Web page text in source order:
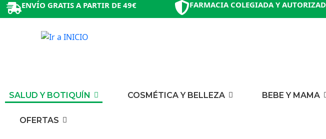
ENVÍO GRATIS A PARTIR DE 49€ FARMACIA COLEGIADA Y
SALUD Y BOTIQUÍN COSMÉTICA Y BELLEZA BEBE Y MAMA
OFERTAS